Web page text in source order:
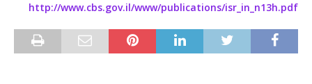
http://www.cbs.gov.il/www/publications/isr_in_n13h.pdf